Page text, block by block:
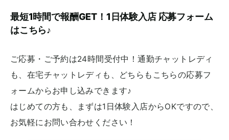
最短1時間で報酬GET！1日体験入店 応募フォーム
はこちら♪
ご応募・ご予約は24時間受付中！通勤チャットレディ
も、在宅チャットレディも、どちらもこちらの応募フ
ォームからお申し込みできます♪
はじめての方も、まずは1日体験入店からOKですので、
お気軽にお問い合わせください！